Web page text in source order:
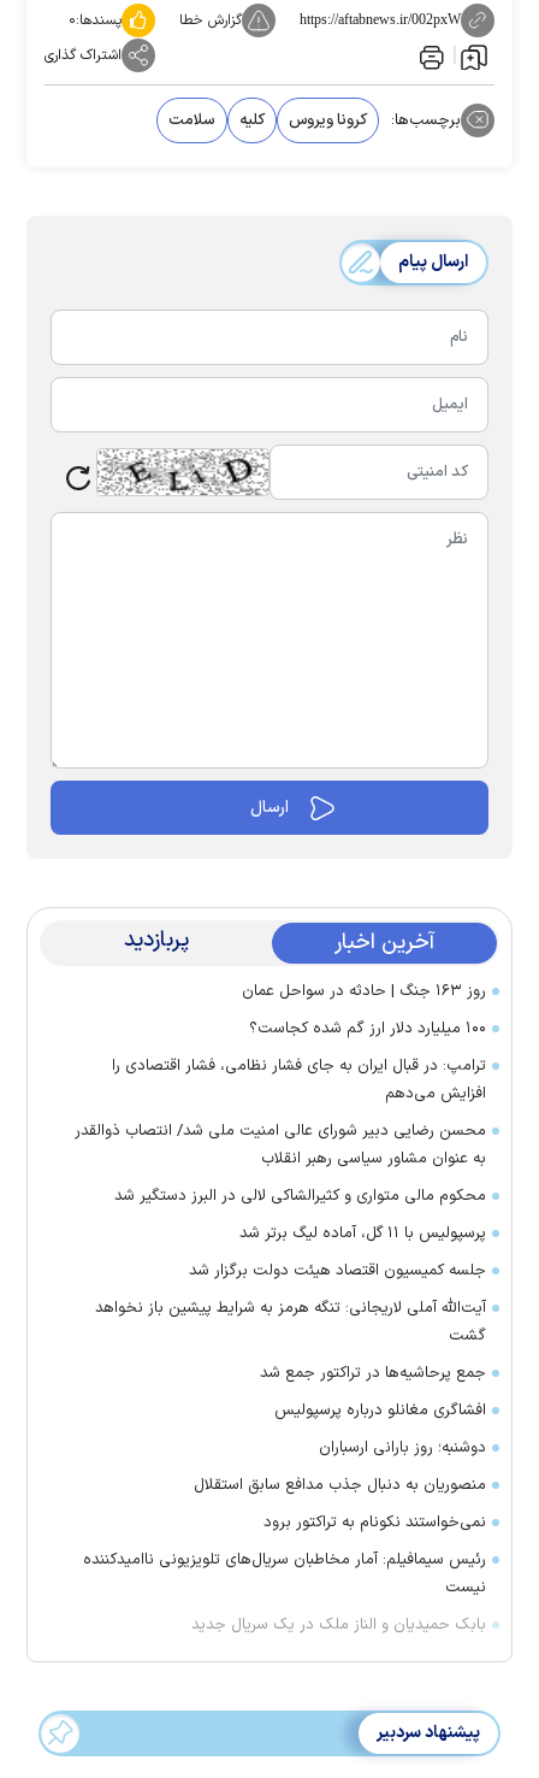
https://aftabnews.ir/002pxW گزارش خطا پسندها:۰
اشتراک گذاری
برچسب‌ها: کرونا ویروس کلیه سلامت
ارسال پیام
آخرین اخبار پربازدید
روز ۱۶۳ جنگ | حادثه در سواحل عمان
۱۰۰ میلیارد دلار ارز گم شده کجاست؟
ترامپ: در قبال ایران به جای فشار نظامی، فشار اقتصادی را
افزایش می‌دهم
محسن رضایی دبیر شورای عالی امنیت ملی شد/ انتصاب ذوالقدر
به عنوان مشاور سیاسی رهبر انقلاب
محکوم مالی متواری و کثیرالشاکی لالی در البرز دستگیر شد
پرسپولیس با ۱۱ گل، آماده لیگ برتر شد
جلسه کمیسیون اقتصاد هیئت دولت برگزار شد
آیت‌الله آملی لاریجانی: تنگه هرمز به شرایط پیشین باز نخواهد
گشت
جمع پرحاشیه‌ها در تراکتور جمع شد
افشاگری مغانلو درباره پرسپولیس
دوشنبه؛ روز بارانی ارسباران
منصوریان به دنبال جذب مدافع سابق استقلال
‌نمی‌خواستند نکونام به تراکتور برود
رئیس سیمافیلم: آمار مخاطبان سریال‌های تلویزیونی ناامیدکننده
نیست
بابک حمیدیان و الناز ملک در یک سریال جدید
پیشنهاد سردبیر